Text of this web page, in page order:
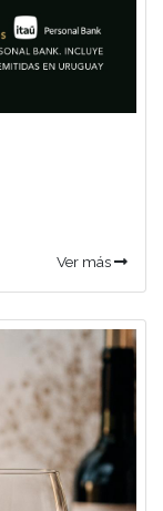
Ver más